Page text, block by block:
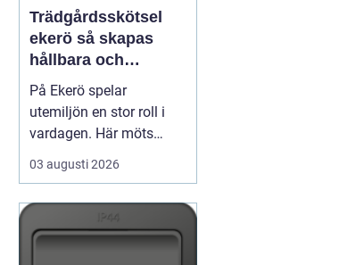
Trädgårdsskötsel
ekerö så skapas
hållbara och
välskötta utemiljöer
På Ekerö spelar
utemiljön en stor roll i
vardagen. Här möts
natur, vatten och
bebyggelse på ett sätt
innergårdar och
grönområden extra
03 augusti 2026